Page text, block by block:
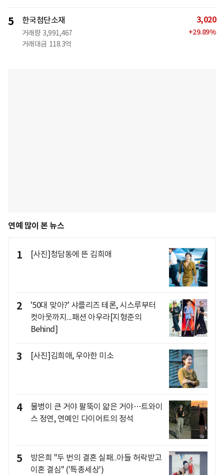
5 한국첨단소재
거래량 3,991,467
거래대금 118.3억
3,020
+29.89%
연예 많이 본 뉴스
1 [사진]청담동에 뜬 김희애
2
'50대 맞아?' 샤를리즈 테론, 시스루부터
컷아웃까지...패션 아우라[지형준의
Behind]
3 [사진]김희애, 우아한 미소
4
물병이 큰 거야 팔뚝이 얇은 거야…트와이
스 정연, 연예인 다이어트의 정석
5
방은희 "두 번의 결혼 실패..아들 허락받고
이혼 결심" ('특종세상')